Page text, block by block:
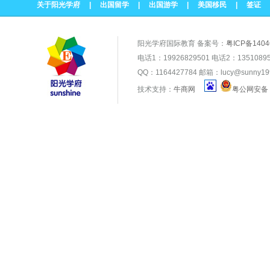
关于阳光学府 出国留学 出国游学 美国移民 签证
阳光学府国际教育 备案号： 粤ICP备
电话1：19926829501 电话2：
QQ：1164427784 邮箱：
技术支持： 牛商网 粤公网安